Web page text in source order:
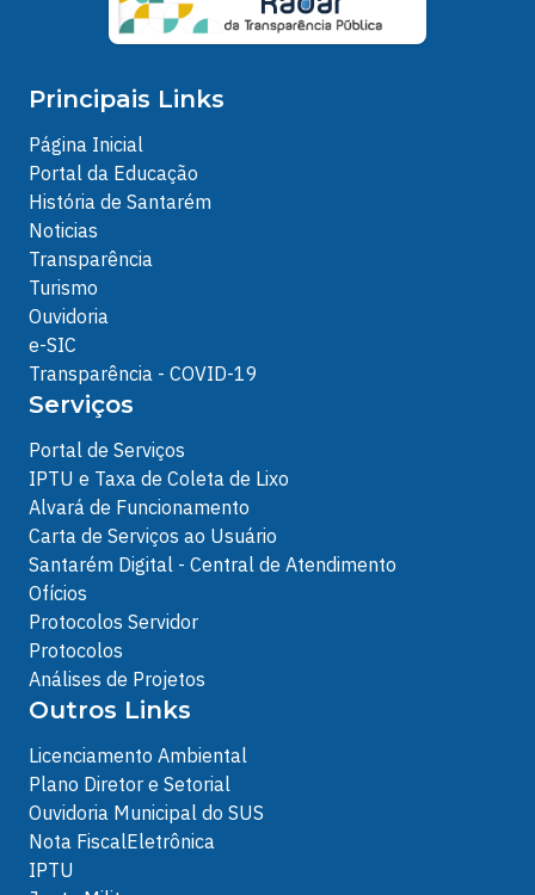
Principais Links
Página Inicial
Portal da Educação
História de Santarém
Noticias
Transparência
Turismo
Ouvidoria
e-SIC
Transparência - COVID-19
Serviços
Portal de Serviços
IPTU e Taxa de Coleta de Lixo
Alvará de Funcionamento
Carta de Serviços ao Usuário
Santarém Digital - Central de Atendimento
Ofícios
Protocolos Servidor
Protocolos
Análises de Projetos
Outros Links
Licenciamento Ambiental
Plano Diretor e Setorial
Ouvidoria Municipal do SUS
Nota FiscalEletrônica
IPTU